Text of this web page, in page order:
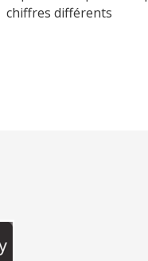
chiffres différents